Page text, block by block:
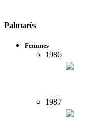
Palmarès
Femmes
1986
1987